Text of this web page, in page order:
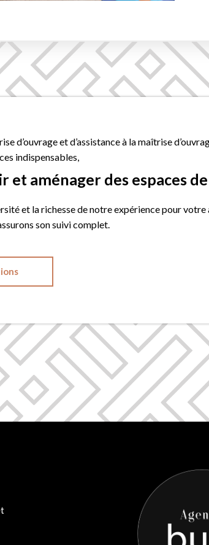
d’ouvrage et d’assistance à la maîtrise
indispensables,
et aménager des espaces
et la richesse de notre expérience pour
son suivi complet.